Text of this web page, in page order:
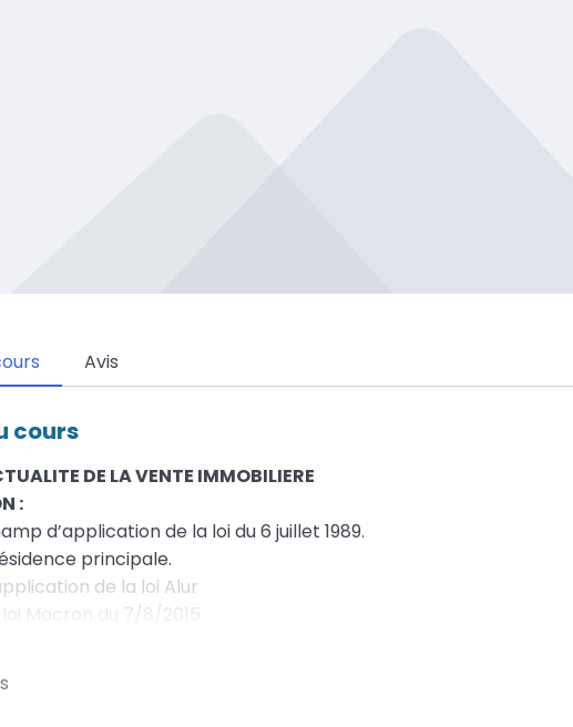
Avis
cours
DE LA VENTE IMMOBILIERE
:
d’application de la loi du 6 juillet 1989.
principale.
de la loi Alur
loi Macron du 7/8/2015
QUANT A L’ANNONCE